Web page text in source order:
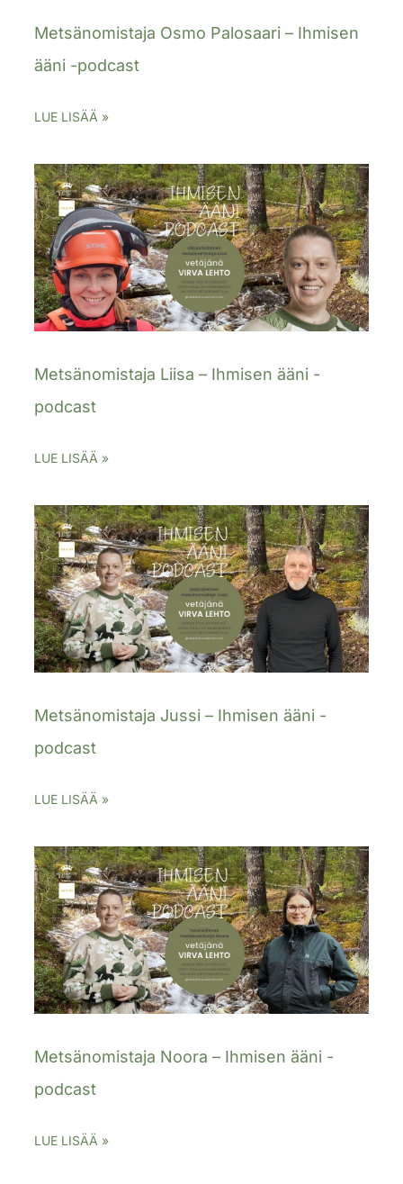
Metsänomistaja Osmo Palosaari – Ihmisen
ääni -podcast
LUE LISÄÄ »
Metsänomistaja Liisa – Ihmisen ääni -
podcast
LUE LISÄÄ »
Metsänomistaja Jussi – Ihmisen ääni -
podcast
LUE LISÄÄ »
Metsänomistaja Noora – Ihmisen ääni -
podcast
LUE LISÄÄ »